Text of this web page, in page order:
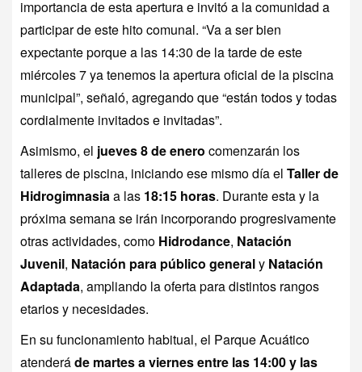
importancia de esta apertura e invitó a la comunidad a
participar de este hito comunal. “Va a ser bien
expectante porque a las 14:30 de la tarde de este
miércoles 7 ya tenemos la apertura oficial de la piscina
municipal”, señaló, agregando que “están todos y todas
cordialmente invitados e invitadas”.
Asimismo, el jueves 8 de enero comenzarán los
talleres de piscina, iniciando ese mismo día el Taller de
Hidrogimnasia a las 18:15 horas. Durante esta y la
próxima semana se irán incorporando progresivamente
otras actividades, como Hidrodance, Natación
Juvenil, Natación para público generaly Natación
Adaptada, ampliando la oferta para distintos rangos
etarios y necesidades.
En su funcionamiento habitual, el Parque Acuático
atenderáde martes a viernes entre las 14:00 y las